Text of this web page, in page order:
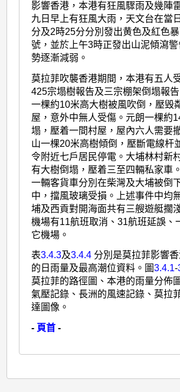
影響香港，本港有狂風驟雨及幾陣
九日早上有狂風大雨，天文台在當
分及2時25分分別發出黄色及紅色
號，並於上午3時正發出山泥傾瀉
勢逐漸減弱。
莫拉菲吹襲香港期間，本港有五人
425宗塌樹報告及三宗棚架倒塌報
一棵約10米高大樹被風吹倒，壓毁
屋，意外中無人受傷。元朗一棵約
塌，壓着一間村屋，屋內六人需要
山一棵20米高樹傾倒，壓斷電線杆
令附近七戶居民停電。大埔林村新
有大樹倒塌，壓着三至四輛私家車
一輛客貨車分別在柴灣及大埔被倒
中，擋風玻璃受損。上述事件中均
埔及西貢對開海面共有三艘遊艇擱
機場有11航班取消、31航班延誤、
它機場。
表3.4.3及3.4.4 分別是莫拉菲影響
的日雨量及最高潮位資料。圖3.4.1-
莫拉菲的路徑圖、本港的雨量分佈
氣壓記錄、長洲的風速記錄、莫拉
達圖像。
- 頁首 -